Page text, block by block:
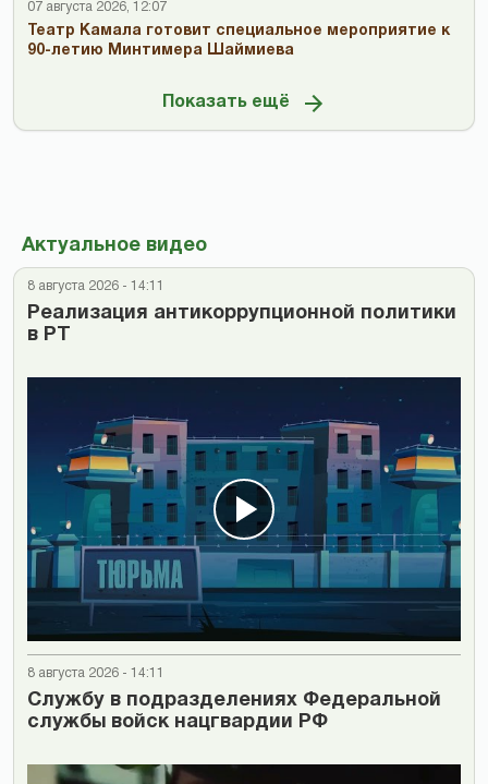
07 августа 2026, 12:07
Театр Камала готовит специальное мероприятие к
90-летию Минтимера Шаймиева
Показать ещё
Актуальное видео
8 августа 2026 - 14:11
Реализация антикоррупционной политики
в РТ
8 августа 2026 - 14:11
Cлужбу в подразделениях Федеральной
службы войск нацгвардии РФ